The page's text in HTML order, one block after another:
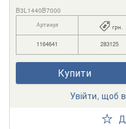
B3L1440B7000
Артикул грн.
1164641 283125
Купити
Увійти, щоб